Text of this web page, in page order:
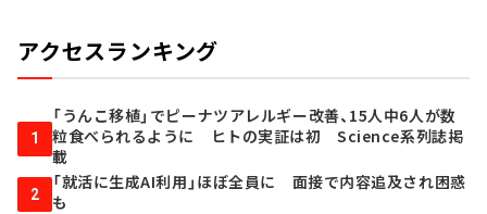
アクセスランキング
1
「うんこ移植」でピーナツアレルギー改善、15人中6人が数
粒食べられるように ヒトの実証は初 Science系列誌掲
載
2
「就活に生成AI利用」ほぼ全員に 面接で内容追及され困惑
も